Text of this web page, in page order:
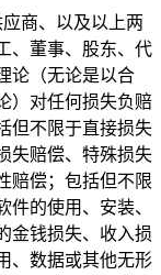
商、以及以上两
、董事、股东、代
论（无论是以合
）对任何损失负赔
但不限于直接损失
失赔偿、特殊损失
赔偿；包括但不限
件的使用、安装、
金钱损失、收入损
、数据或其他无形